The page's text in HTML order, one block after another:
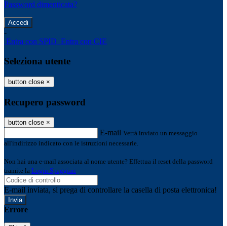
Password dimenticata?
-
Entra con SPID Entra con CIE
Seleziona utente
button close ×
Recupero password
button close ×
E-mail Verrà inviato un messaggio
all'indirizzo indicato con le istruzioni necessarie.
Non hai una e-mail associata al nome utente? Effettua il reset della password
tramite la Login Spaggiari
E-mail inviata, si prega di controllare la casella di posta elettronica!
Errore